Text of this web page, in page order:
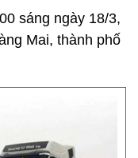
sáng ngày 18/3,
Mai, thành phố